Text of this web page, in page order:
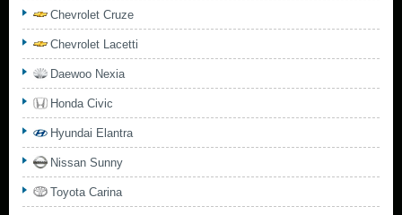
Chevrolet Cruze
Chevrolet Lacetti
Daewoo Nexia
Honda Civic
Hyundai Elantra
Nissan Sunny
Toyota Carina